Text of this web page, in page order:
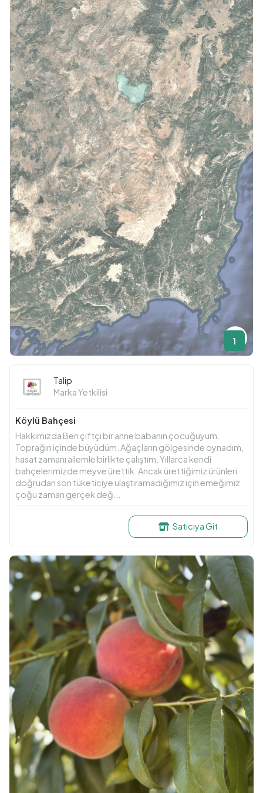
1
Talip
Marka Yetkilisi
Köylü Bahçesi
Hakkımızda Ben çiftçi bir anne babanın çocuğuyum.
Toprağın içinde büyüdüm. Ağaçların gölgesinde oynadım,
hasat zamanı ailemle birlikte çalıştım. Yıllarca kendi
bahçelerimizde meyve ürettik. Ancak ürettiğimiz ürünleri
doğrudan son tüketiciye ulaştıramadığımız için emeğimiz
çoğu zaman gerçek değ...
Satıcıya Git